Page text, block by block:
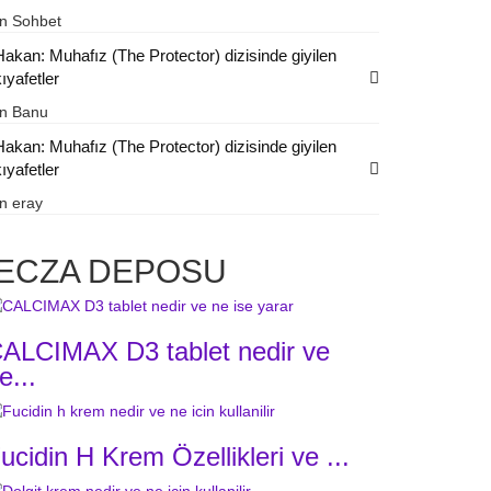
Sohbet
Muhafız (The Protector) dizisinde giyilen
Banu
Muhafız (The Protector) dizisinde giyilen
eray
DEPOSU
D3 tablet nedir ve
H Krem Özellikleri ve ...